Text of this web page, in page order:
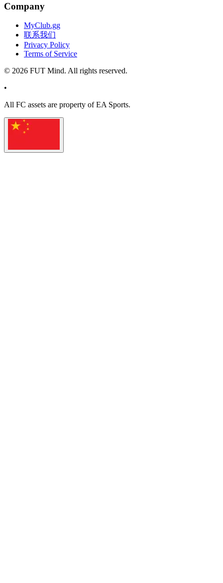
Company
MyClub.gg
联系我们
Privacy Policy
Terms of Service
© 2026 FUT Mind. All rights reserved.
•
All FC assets are property of EA Sports.